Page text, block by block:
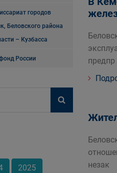
городов
Беловского района
– Кузбасса
России
2025
предпр
незак